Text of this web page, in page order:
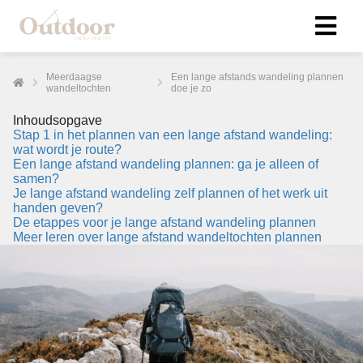
Meerdaagse
wandeltochten
Een lange afstands wandeling plannen
doe je zo
Inhoudsopgave
Stap 1 in het plannen van een lange afstand wandeling:
wat wordt je route?
Een lange afstand wandeling plannen: ga je alleen of
samen?
Je lange afstand wandeling zelf plannen of het werk uit
handen geven?
De etappes voor je lange afstand wandeling plannen
Meer leren over lange afstand wandeltochten plannen